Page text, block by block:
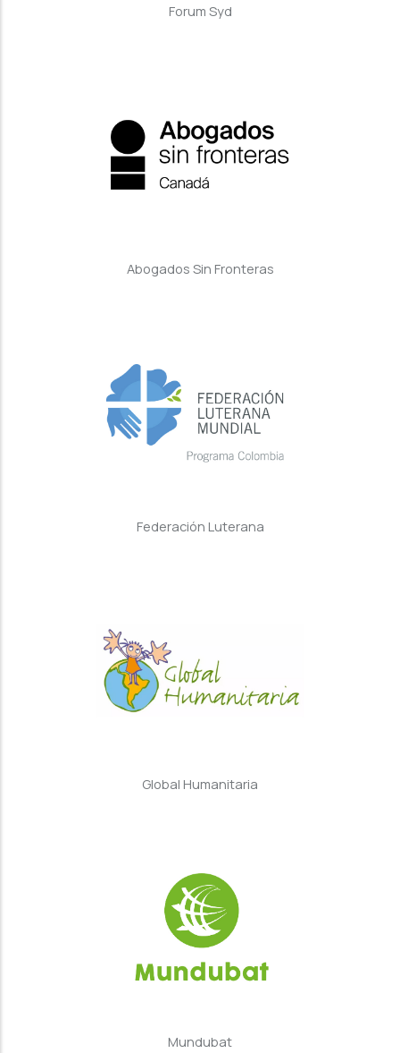
Forum Syd
Abogados Sin Fronteras
Federación Luterana
Global Humanitaria
Mundubat